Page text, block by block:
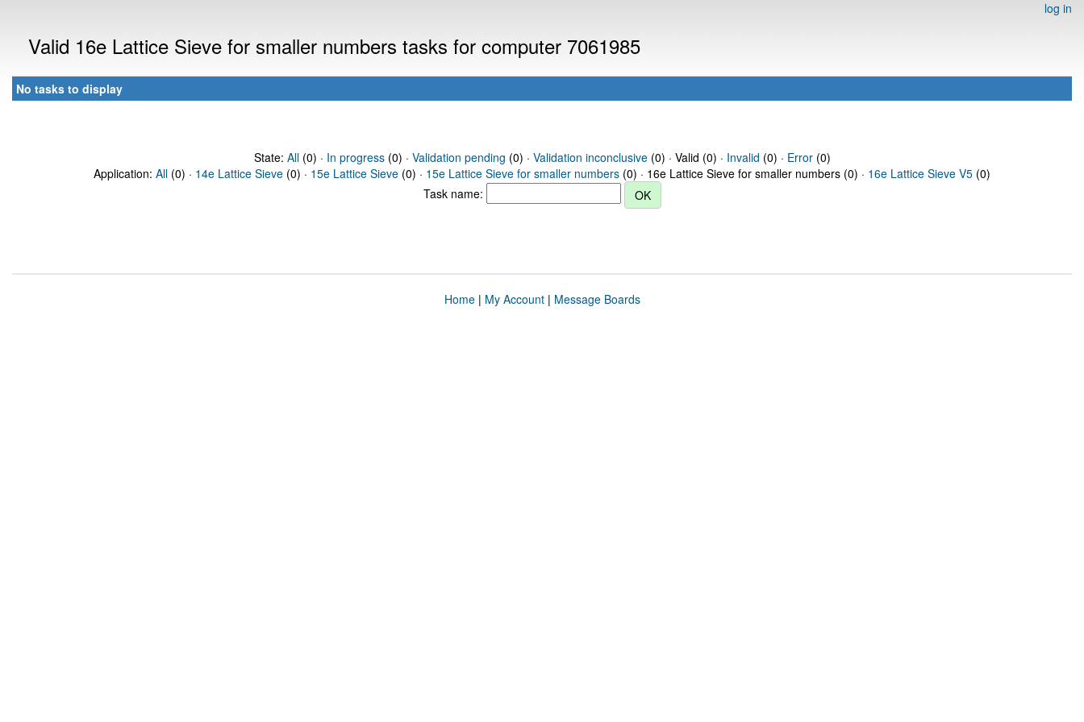
log in
Valid 16e Lattice Sieve for smaller numbers tasks for computer 7061985
No tasks to display
State: All(0) · In progress(0) · Validation pending (0) · Validation inconclusive(0) · Valid (0) · Invalid (0) · Error(0)
Application: All (0) · 14e Lattice Sieve (0) · 15e Lattice Sieve (0) · 15e Lattice Sieve for smaller numbers (0) · 16e Lattice Sieve for smaller numbers (0) · 16e Lattice Sieve V5 (0)
Task name:
Home| My Account| Message Boards